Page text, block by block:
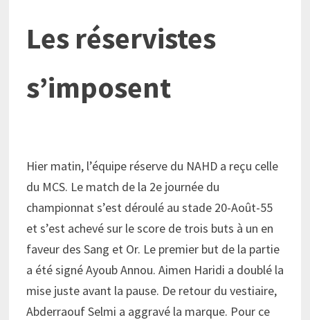
Les réservistes
s’imposent
Hier matin, l’équipe réserve du NAHD a reçu celle
du MCS. Le match de la 2e journée du
championnat s’est déroulé au stade 20-Août-55
et s’est achevé sur le score de trois buts à un en
faveur des Sang et Or. Le premier but de la partie
a été signé Ayoub Annou. Aimen Haridi a doublé la
mise juste avant la pause. De retour du vestiaire,
Abderraouf Selmi a aggravé la marque. Pour ce